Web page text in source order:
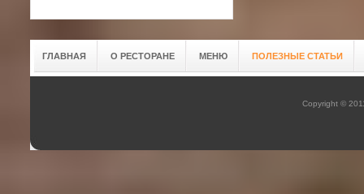
ГЛАВНАЯ О РЕСТОРАНЕ МЕНЮ ПОЛЕЗНЫЕ СТАТЬИ
Copyright ©